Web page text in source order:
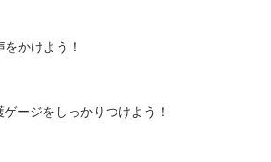
かけよう！
ージをしっかりつけよう！